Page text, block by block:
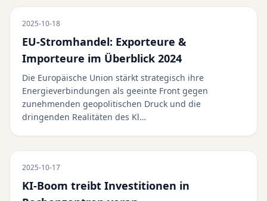
2025-10-18
EU-Stromhandel: Exporteure &
Importeure im Überblick 2024
Die Europäische Union stärkt strategisch ihre
Energieverbindungen als geeinte Front gegen
zunehmenden geopolitischen Druck und die
dringenden Realitäten des Kl…
2025-10-17
KI-Boom treibt Investitionen in